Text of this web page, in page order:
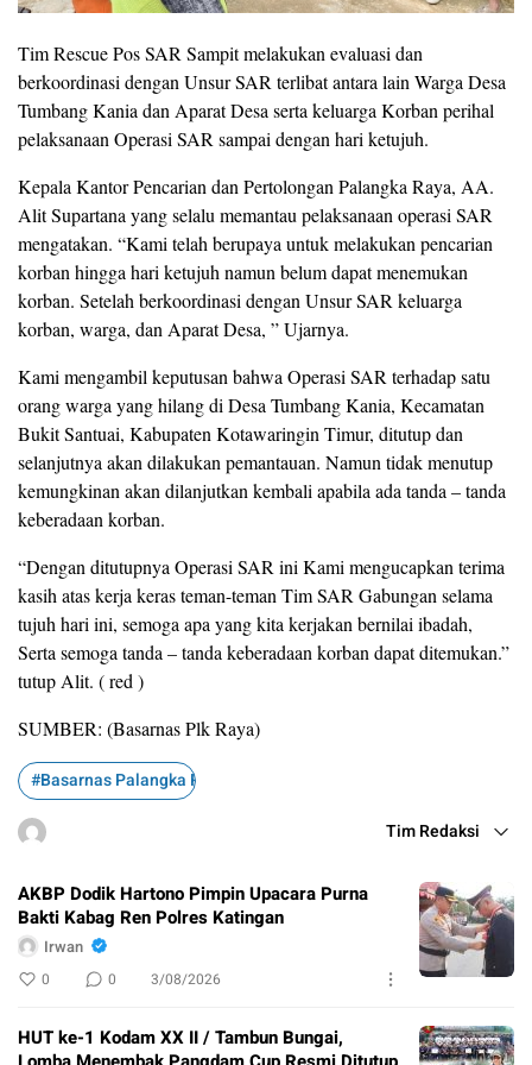
Tim Rescue Pos SAR Sampit melakukan evaluasi dan
berkoordinasi dengan Unsur SAR terlibat antara lain Warga Desa
Tumbang Kania dan Aparat Desa serta keluarga Korban perihal
pelaksanaan Operasi SAR sampai dengan hari ketujuh.
Kepala Kantor Pencarian dan Pertolongan Palangka Raya, AA.
Alit Supartana yang selalu memantau pelaksanaan operasi SAR
mengatakan. “Kami telah berupaya untuk melakukan pencarian
korban hingga hari ketujuh namun belum dapat menemukan
korban. Setelah berkoordinasi dengan Unsur SAR keluarga
korban, warga, dan Aparat Desa, ” Ujarnya.
Kami mengambil keputusan bahwa Operasi SAR terhadap satu
orang warga yang hilang di Desa Tumbang Kania, Kecamatan
Bukit Santuai, Kabupaten Kotawaringin Timur, ditutup dan
selanjutnya akan dilakukan pemantauan. Namun tidak menutup
kemungkinan akan dilanjutkan kembali apabila ada tanda – tanda
keberadaan korban.
“Dengan ditutupnya Operasi SAR ini Kami mengucapkan terima
kasih atas kerja keras teman-teman Tim SAR Gabungan selama
tujuh hari ini, semoga apa yang kita kerjakan bernilai ibadah,
Serta semoga tanda – tanda keberadaan korban dapat ditemukan.”
tutup Alit. ( red )
SUMBER: (Basarnas Plk Raya)
#Basarnas Palangka Raya#
Tim Redaksi
AKBP Dodik Hartono Pimpin Upacara Purna
Bakti Kabag Ren Polres Katingan
Irwan
0 0 3/08/2026
HUT ke-1 Kodam XX II / Tambun Bungai,